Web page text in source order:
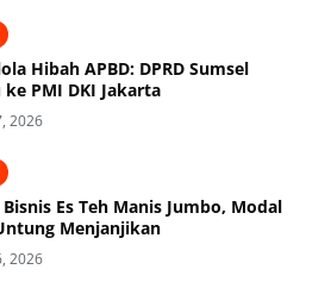
Hibah APBD: DPRD Sumsel
ke PMI DKI Jakarta
2026
Bisnis Es Teh Manis Jumbo, Modal
Menjanjikan
2026